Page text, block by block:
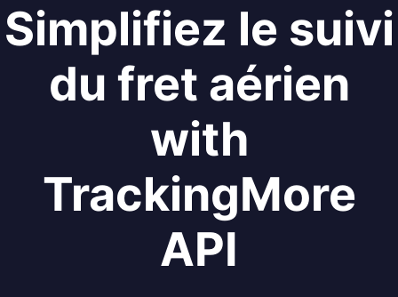
Simplifiez le suivi
du fret aérien
with
TrackingMore
API